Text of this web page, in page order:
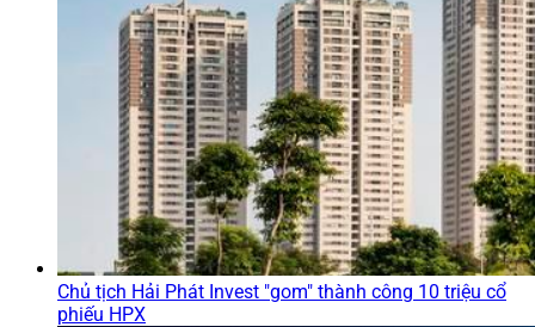
Chủ tịch Hải Phát Invest "gom" thành công 10 triệu cổ
phiếu HPX